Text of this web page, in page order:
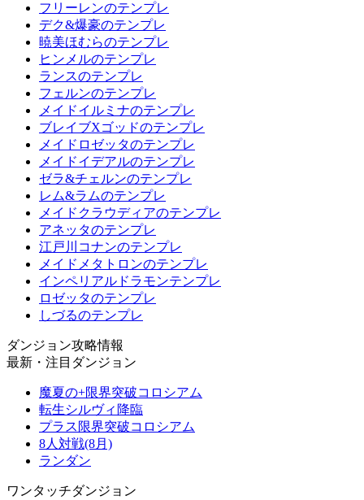
フリーレンのテンプレ
デク&爆豪のテンプレ
暁美ほむらのテンプレ
ヒンメルのテンプレ
ランスのテンプレ
フェルンのテンプレ
メイドイルミナのテンプレ
ブレイブXゴッドのテンプレ
メイドロゼッタのテンプレ
メイドイデアルのテンプレ
ゼラ&チェルンのテンプレ
レム&ラムのテンプレ
メイドクラウディアのテンプレ
アネッタのテンプレ
江戸川コナンのテンプレ
メイドメタトロンのテンプレ
インペリアルドラモンテンプレ
ロゼッタのテンプレ
しづるのテンプレ
ダンジョン攻略情報
最新・注目ダンジョン
魔夏の+限界突破コロシアム
転生シルヴィ降臨
プラス限界突破コロシアム
8人対戦(8月)
ランダン
ワンタッチダンジョン